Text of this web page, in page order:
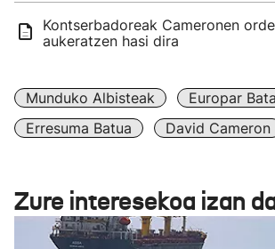
Kontserbadoreak Cameronen
aukeratzen hasi dira
Munduko Albisteak
Europar
Erresuma Batua
David Cameron
Zure interesekoa izan